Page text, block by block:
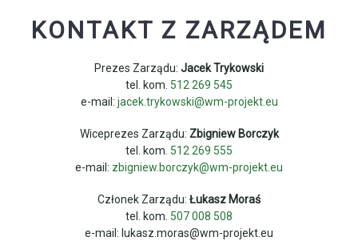
KONTAKT Z ZARZĄDEM
Prezes Zarządu: Jacek Trykowski
tel. kom. 512 269 545
e-mail: jacek.trykowski@wm-projekt.eu
Wiceprezes Zarządu: Zbigniew Borczyk
tel. kom. 512 269 555
e-mail: zbigniew.borczyk@wm-projekt.eu
Członek Zarządu: Łukasz Moraś
tel. kom. 507 008 508
e-mail: lukasz.moras@wm-projekt.eu